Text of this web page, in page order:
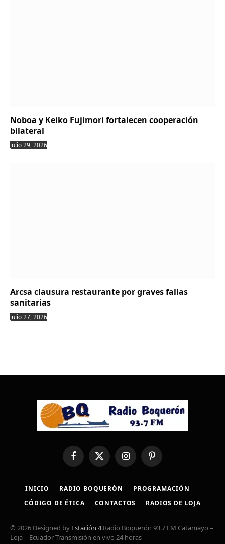
Noboa y Keiko Fujimori fortalecen cooperación
bilateral
julio 29, 2026
Arcsa clausura restaurante por graves fallas
sanitarias
julio 27, 2026
FacebookX
(Twitter)
InstagramPinterest
INICIO RADIO BOQUERÓN
PROGRAMACIÓN
CÓDIGO DE ÉTICA
CONTACTOS RADIOS DE LOJA
© 2026 Designed by Estación 4.Radio Boquerón 93.7 FM Catamayo –
Loja – Ecuador Transmisión en vivo 24 horas